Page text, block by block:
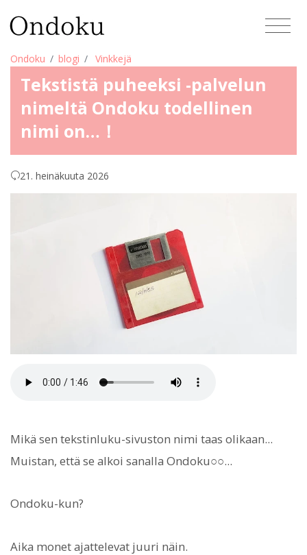
Ondoku blogi Vinkkejä
Tekstistä puheeksi -palvelun
nimeltä Ondoku todellinen
nimi on…！
21. heinäkuuta 2026
Mikä sen tekstinluku-sivuston nimi taas olikaan...
Muistan, että se alkoi sanalla Ondoku○○...
Ondoku-kun?
Aika monet ajattelevat juuri näin.